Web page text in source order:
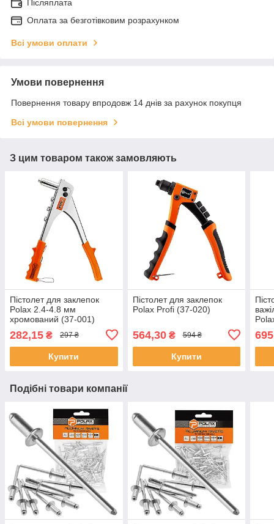
Післяплата
Оплата за безготівковим розрахунком
Всі умови оплати
Умови повернення
Повернення товару впродовж 14 днів за рахунок покупця
Всі умови повернення
З цим товаром також замовляють
Пістолет для заклепок
Polax 2.4-4.8 мм
хромований (37-001)
282,15 ₴ 297 ₴
Купити
Пістолет для заклепок
Polax Profi (37-020)
564,30₴ 594 ₴
Купити
Подібні товари компанії